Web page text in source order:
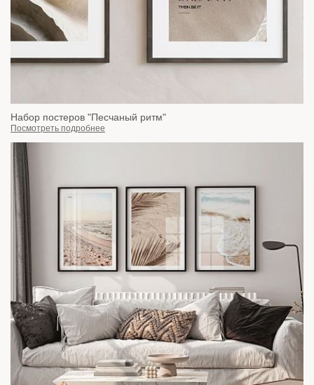
Набор постеров "Песчаный ритм"
Посмотреть подробнее